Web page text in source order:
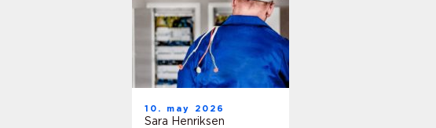
10. may 2026
Sara Henriksen